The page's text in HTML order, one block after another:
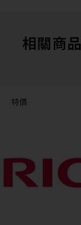
相關商品
特價